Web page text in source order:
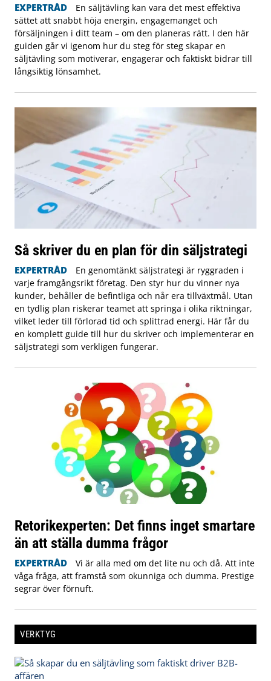
EXPERTRÅD
En säljtävling kan vara det mest effektiva
sättet att snabbt höja energin, engagemanget och
försäljningen i ditt team – om den planeras rätt. I den här
guiden går vi igenom hur du steg för steg skapar en
säljtävling som motiverar, engagerar och faktiskt bidrar till
långsiktig lönsamhet.
Så skriver du en plan för din säljstrategi
EXPERTRÅD
En genomtänkt säljstrategi är ryggraden i
varje framgångsrikt företag. Den styr hur du vinner nya
kunder, behåller de befintliga och når era tillväxtmål. Utan
en tydlig plan riskerar teamet att springa i olika riktningar,
vilket leder till förlorad tid och splittrad energi. Här får du
en komplett guide till hur du skriver och implementerar en
säljstrategi som verkligen fungerar.
Retorikexperten: Det finns inget smartare
än att ställa dumma frågor
EXPERTRÅD
Vi är alla med om det lite nu och då. Att inte
våga fråga, att framstå som okunniga och dumma. Prestige
segrar över förnuft.
VERKTYG